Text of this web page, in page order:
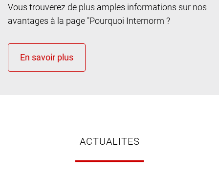
Vous trouverez de plus amples informations sur nos
avantages à la page "Pourquoi Internorm ?
ACTUALITES